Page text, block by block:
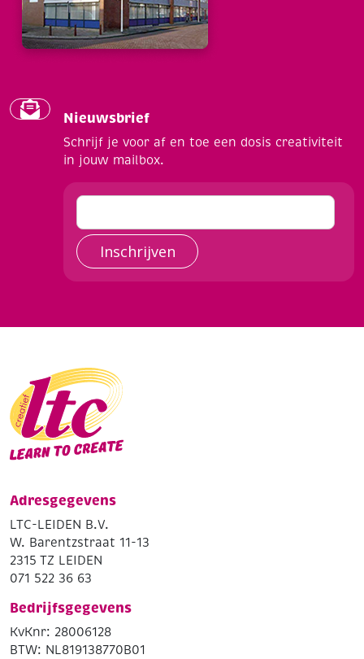
Nieuwsbrief
Schrijf je voor af en toe een dosis creativiteit
in jouw mailbox.
Inschrijven
Adresgegevens
LTC-LEIDEN B.V.
W. Barentzstraat 11-13
2315 TZ LEIDEN
071 522 36 63
Bedrijfsgegevens
KvKnr: 28006128
BTW: NL819138770B01